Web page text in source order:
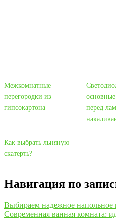
Межкомнатные
перегородки из
гипсокартона
перед
Как выбрать льняную
скатерть?
Навигация по
Выбираем надежное напольное
Современная ванная комната: